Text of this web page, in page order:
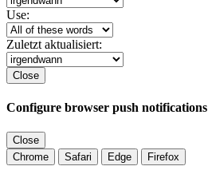
Use:
Zuletzt aktualisiert:
Close
Configure browser push notifications
Close
Chrome
Safari Edge Firefox